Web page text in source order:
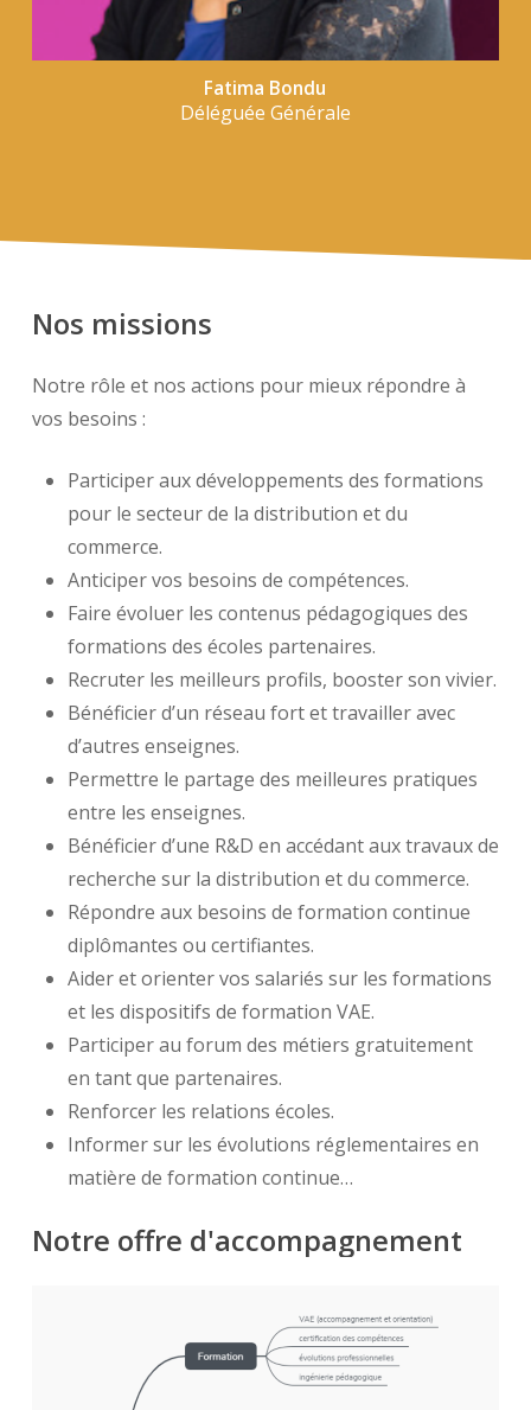
Fatima Bondu
Déléguée Générale
Nos missions
Notre rôle et nos actions pour mieux répondre à
vos besoins :
Participer aux développements des formations
pour le secteur de la distribution et du
commerce.
Anticiper vos besoins de compétences.
Faire évoluer les contenus pédagogiques des
formations des écoles partenaires.
Recruter les meilleurs profils, booster son vivier.
Bénéficier d’un réseau fort et travailler avec
d’autres enseignes.
Permettre le partage des meilleures pratiques
entre les enseignes.
Bénéficier d’une R&D en accédant aux travaux de
recherche sur la distribution et du commerce.
Répondre aux besoins de formation continue
diplômantes ou certifiantes.
Aider et orienter vos salariés sur les formations
et les dispositifs de formation VAE.
Participer au forum des métiers gratuitement
en tant que partenaires.
Renforcer les relations écoles.
Informer sur les évolutions réglementaires en
matière de formation continue…
Notre offre d'accompagnement